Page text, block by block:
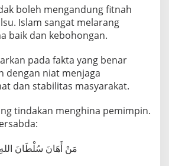
boleh mengandung fitnah
Islam sangat melarang
baik dan kebohongan.
pada fakta yang benar
dengan niat menjaga
dan stabilitas masyarakat.
tindakan menghina pemimpin.
مَنْ أَهَانَ سُلْطَانَ